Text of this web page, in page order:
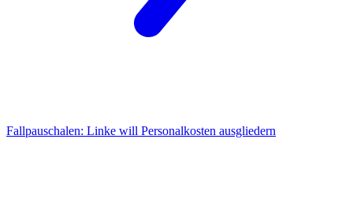
Fallpauschalen: Linke will Personalkosten ausgliedern